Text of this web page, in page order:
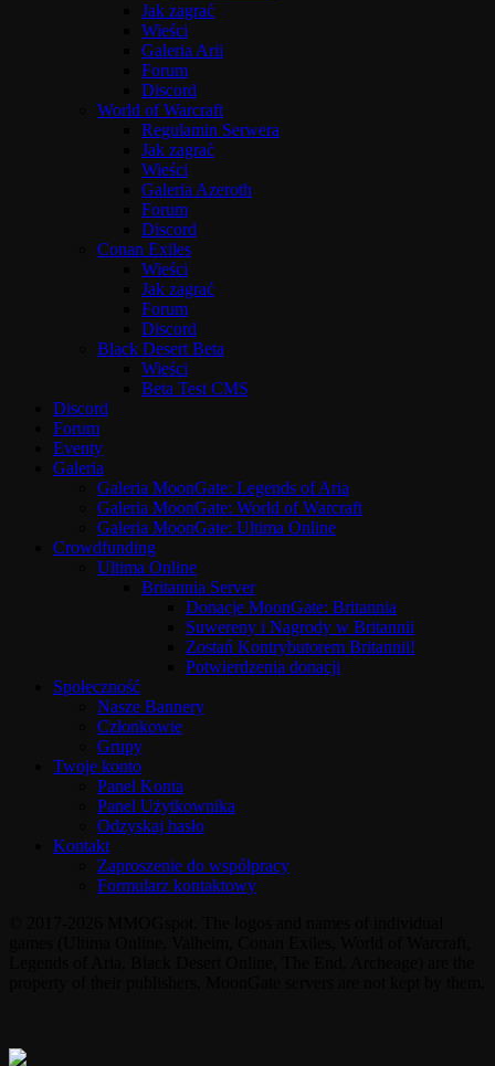
Jak zagrać
Wieści
Galeria Arii
Forum
Discord
World of Warcraft
Regulamin Serwera
Jak zagrać
Wieści
Galeria Azeroth
Forum
Discord
Conan Exiles
Wieści
Jak zagrać
Forum
Discord
Black Desert Beta
Wieści
Beta Test CMS
Discord
Forum
Eventy
Galeria
Galeria MoonGate: Legends of Aria
Galeria MoonGate: World of Warcraft
Galeria MoonGate: Ultima Online
Crowdfunding
Ultima Online
Britannia Server
Donacje MoonGate: Britannia
Suwereny i Nagrody w Britannii
Zostań Kontrybutorem Britannii!
Potwierdzenia donacji
Społeczność
Nasze Bannery
Członkowie
Grupy
Twoje konto
Panel Konta
Panel Użytkownika
Odzyskaj hasło
Kontakt
Zaproszenie do współpracy
Formularz kontaktowy